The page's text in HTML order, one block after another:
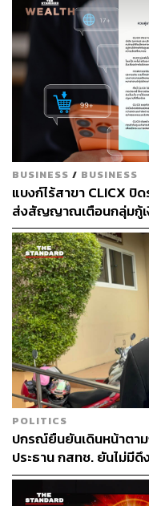
การออกธนบัตรที่
(Quantitative
การออกธนบัตรหมุนเวี
หน้าที่ของ ธปท. ในการ
ความต้องการของประ
บริการในระบบเศรษฐกิ
ที่ระลึก) ปริมาณธนบัตร
ความต้องการของประช
เทศกาลปีใหม่และสงก
จ่ายใช้เงินสดมาก ธปท.
เทศกาลผ่านไป ความต้
ธปท. ก็ถอนเงินสดออกจ
เพิ่มปริมาณธนบัตรออก
ความต้องการเบิกถอน
ส่วนการทำ QE ในต่าง
ของธนาคารกลางเข้า
การเงิน ไม่เกี่ยวข้องกั
จำนวนธนบัตรที่ร
น้อยมากเมื่อเทียบ
ATM ด้วย เพื่อให้ป
BUSINESS / BUSINESS
แบงก์ไร้สาขา CLICX ปิ
ส่งสัญญาณเตือนกลุ่มกู้เ
เตรียมดำเนินคดีเด็ดขาด
POLITICS
ปกรณ์ยืนยันเดินหน้าตา
ประธาน กสทช. ยันไม่มีดึ